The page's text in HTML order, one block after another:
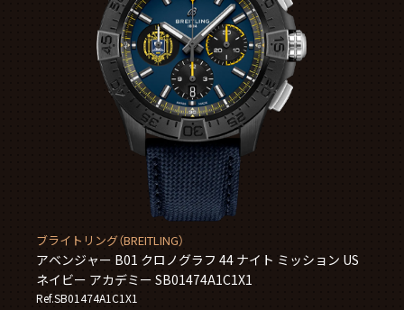
ブライトリング（BREITLING）
アベンジャー B01 クロノグラフ 44 ナイト ミッション US
ネイビー アカデミー SB01474A1C1X1
Ref.SB01474A1C1X1